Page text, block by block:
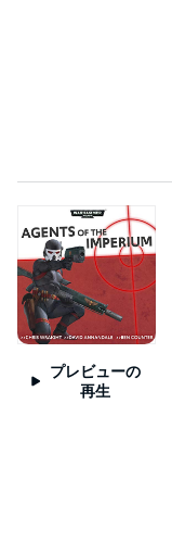
プレビューの
再生